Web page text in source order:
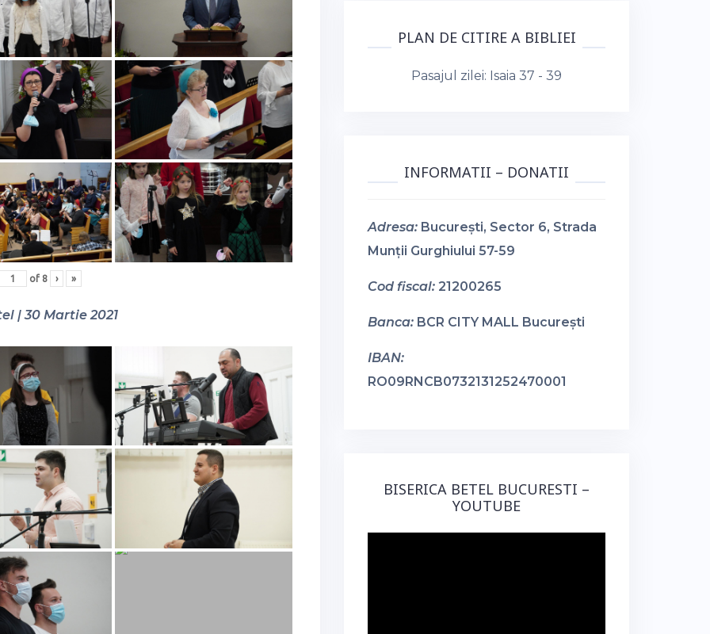
of 8 › »
| 30 Martie 2021
PLAN DE CITIRE A BIBLIEI
Pasajul zilei: Isaia 37 - 39
INFORMATII – DONATII
Adresa: București, Sector 6, Strada
Munții Gurghiului 57-59
Cod fiscal: 21200265
Banca: BCR CITY MALL București
IBAN:
RO09RNCB0732131252470001
BISERICA BETEL BUCURESTI –
YOUTUBE